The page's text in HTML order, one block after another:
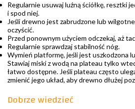
Regularnie usuwaj luźną ściółkę, resztki
i spod niej.
Jeśli drewno jest zabrudzone lub
oczyścić.
Przed ponownym użyciem odczekaj, aż
Regularnie sprawdzaj stabilność nóg.
Wymień platformę, jeśli jest uszkodzona
Stawiaj miski z wodą na plateau tylko
łatwo dostępne. Jeśli plateau często
zmienić jego układ, aby drewno dłużej
Dobrze wiedzieć